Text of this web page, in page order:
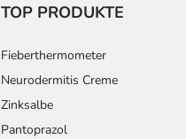
TOP PRODUKTE
Fieberthermometer
Neurodermitis Creme
Zinksalbe
Pantoprazol